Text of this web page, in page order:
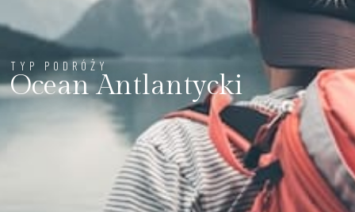
TYP PODRÓŻY
Ocean Antlantycki